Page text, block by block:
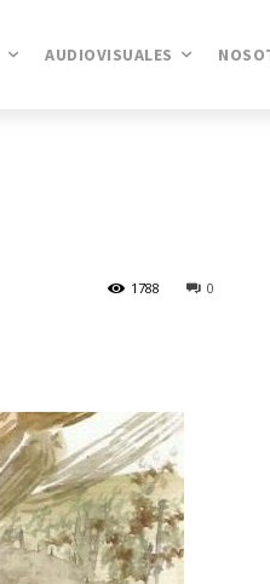
AUDIOVISUALES
0
1788